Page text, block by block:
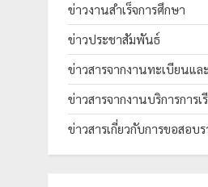
ข่าวงานสำเร็จการศึกษา
ข่าวประชาสัมพันธ์
ข่าวสารจากงานทะเบียนแล
ข่าวสารจากงานบริการการ
ข่าวสารเกี่ยวกับการขอสอบ